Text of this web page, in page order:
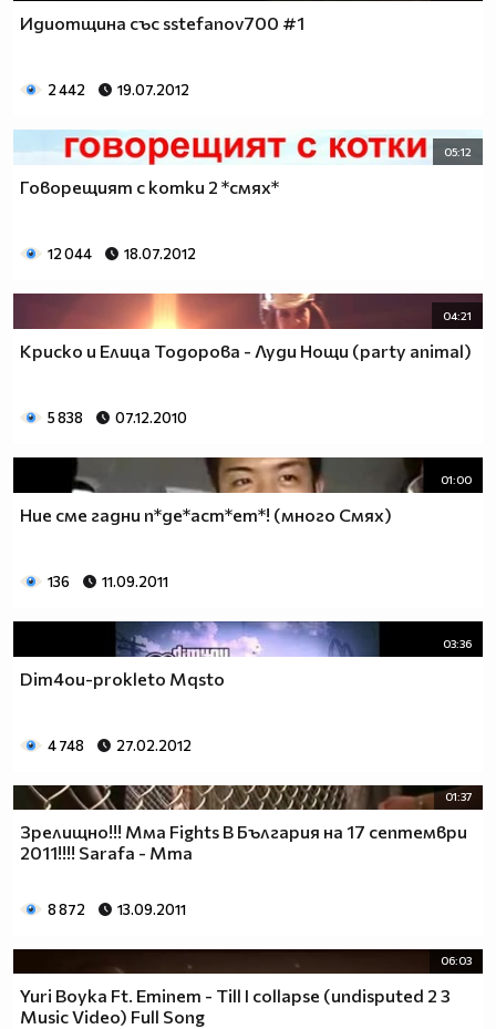
Идиотщина със sstefanov700 #1
2 442 19.07.2012
05:12
Говорещият с котки 2 *смях*
12 044 18.07.2012
04:21
Криско и Елица Тодорова - Луди Нощи (party animal)
5 838 07.12.2010
01:00
Ние сме гадни п*де*аст*ет*! (много Смях)
136 11.09.2011
03:36
Dim4ou-prokleto Mqsto
4 748 27.02.2012
01:37
Зрелищно!!! Мма Fights В България на 17 септември
2011!!!! Sarafa - Mma
8 872 13.09.2011
06:03
Yuri Boyka Ft. Eminem - Till I collapse (undisputed 2 3
Music Video) Full Song